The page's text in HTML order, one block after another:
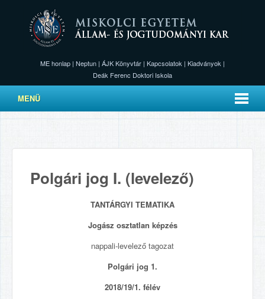
ME honlap | Neptun | ÁJK Könyvtár | Kapcsolatok | Kiadványok |
Deák Ferenc Doktori Iskola
MENÜ
Polgári jog I. (levelező)
TANTÁRGYI TEMATIKA
Jogász osztatlan képzés
nappali-levelező tagozat
Polgári jog 1.
2018/19/1. félév